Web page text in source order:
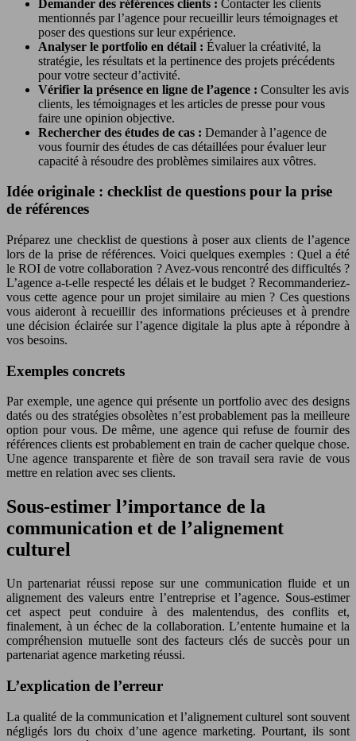
Demander des références clients : Contacter les clients
mentionnés par l’agence pour recueillir leurs témoignages et
poser des questions sur leur expérience.
Analyser le portfolio en détail : Évaluer la créativité, la
stratégie, les résultats et la pertinence des projets précédents
pour votre secteur d’activité.
Vérifier la présence en ligne de l’agence : Consulter les avis
clients, les témoignages et les articles de presse pour vous
faire une opinion objective.
Rechercher des études de cas : Demander à l’agence de
vous fournir des études de cas détaillées pour évaluer leur
capacité à résoudre des problèmes similaires aux vôtres.
Idée originale : checklist de questions pour la prise
de références
Préparez une checklist de questions à poser aux clients de l’agence
lors de la prise de références. Voici quelques exemples : Quel a été
le ROI de votre collaboration ? Avez-vous rencontré des difficultés ?
L’agence a-t-elle respecté les délais et le budget ? Recommanderiez-
vous cette agence pour un projet similaire au mien ? Ces questions
vous aideront à recueillir des informations précieuses et à prendre
une décision éclairée sur l’agence digitale la plus apte à répondre à
vos besoins.
Exemples concrets
Par exemple, une agence qui présente un portfolio avec des designs
datés ou des stratégies obsolètes n’est probablement pas la meilleure
option pour vous. De même, une agence qui refuse de fournir des
références clients est probablement en train de cacher quelque chose.
Une agence transparente et fière de son travail sera ravie de vous
mettre en relation avec ses clients.
Sous-estimer l’importance de la
communication et de l’alignement
culturel
Un partenariat réussi repose sur une communication fluide et un
alignement des valeurs entre l’entreprise et l’agence. Sous-estimer
cet aspect peut conduire à des malentendus, des conflits et,
finalement, à un échec de la collaboration. L’entente humaine et la
compréhension mutuelle sont des facteurs clés de succès pour un
partenariat agence marketing réussi.
L’explication de l’erreur
La qualité de la communication et l’alignement culturel sont souvent
négligés lors du choix d’une agence marketing. Pourtant, ils sont